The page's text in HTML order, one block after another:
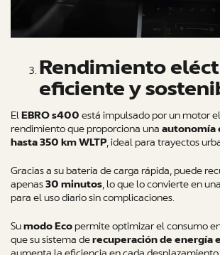
Rendimiento
eficiente y
ElEBRO s400 está impulsado por un motor
rendimiento que proporciona una autonomía
hasta 350 km WLTP, ideal para trayectos
Gracias a su batería de carga rápida, puede
apenas30 minutos, lo que lo convierte en
para el uso diario sin complicaciones.
Sumodo Eco permite optimizar el consumo
que su sistema derecuperación de energía